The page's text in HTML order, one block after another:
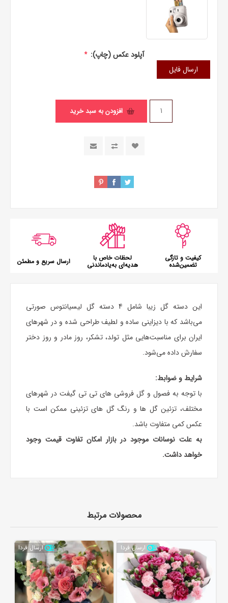
آپلود عکس (چاپ): *
ارسال فایل
افزودن به سبد خرید
کیفیت و تازگی
تضمین‌شده
لحظات خاص با
هدیه‌ای به‌یادماندنی ارسال سریع و مطمئن
این دسته گل زیبا شامل 4 دسته گل لیسیانتوس صورتی
می‌باشد که با دیزاینی ساده و لطیف طراحی شده و در شهرهای
ایران برای مناسبت‌هایی مثل تولد، تشکر، روز مادر و روز دختر
سفارش داده می‌شود.
شرایط و ضوابط:
با توجه به فصول و گل فروشی های تی تی گیفت در شهرهای
مختلف، تزئین گل ها و رنگ گل های تزئینی ممکن است با
عکس کمی متفاوت باشد.
به علت نوسانات موجود در بازار امکان تفاوت قیمت وجود
خواهد داشت.
محصولات مرتبط
ارسال فردا ارسال فردا